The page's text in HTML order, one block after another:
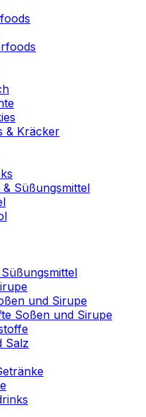
& Kräcker
Süßungsmittel
und Sirupe
Soßen und Sirupe
Salz